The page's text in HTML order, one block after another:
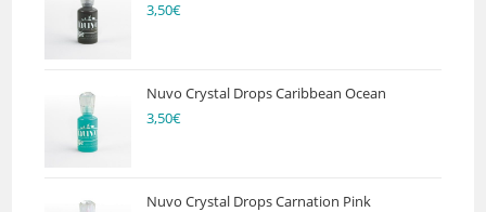
3,50€
Nuvo Crystal Drops Caribbean Ocean
3,50€
Nuvo Crystal Drops Carnation Pink